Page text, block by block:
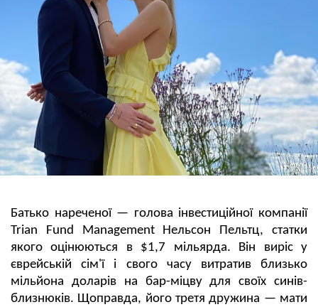
Батько нареченої — голова інвестиційної компанії
Trian Fund Management Нельсон Пельтц, статки
якого оцінюються в $1,7 мільярда. Він виріс у
єврейській сім'ї і свого часу витратив близько
мільйона доларів на бар-міцву для своїх синів-
близнюків. Щоправда, його третя дружина — мати